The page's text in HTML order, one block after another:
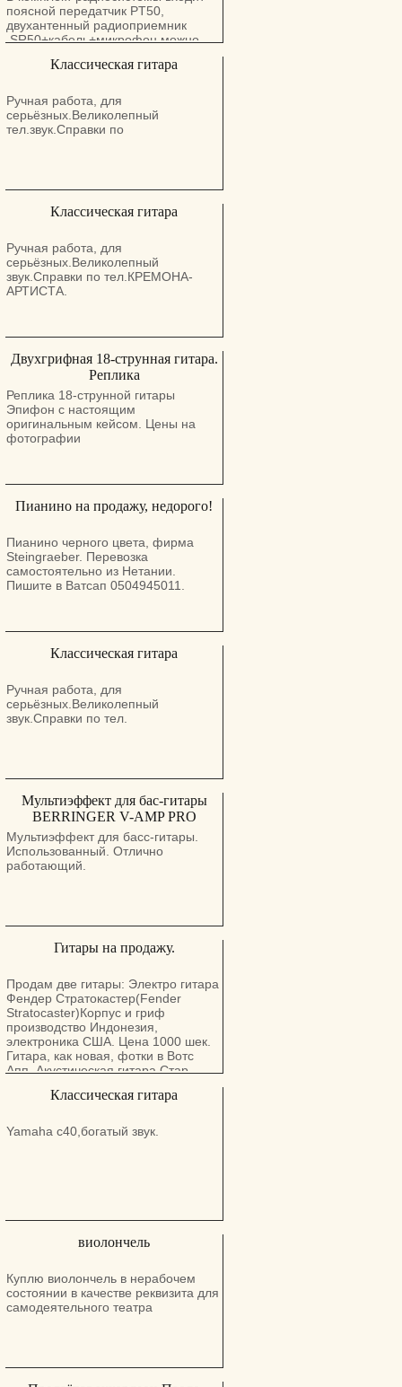
поясной передатчик PT50,
двухантенный радиоприемник
.SR50+кабель+микрофон можно
беспроводным цена гибкая
Классическая гитара
Ручная работа, для
серьёзных.Великолепный
тел.звук.Справки по
Классическая гитара
Ручная работа, для
серьёзных.Великолепный
звук.Справки по тел.КРЕМОНА-
АРТИСТА.
Двухгрифная 18-струнная гитара.
Реплика
Реплика 18-струнной гитары
Эпифон с настоящим
оригинальным кейсом. Цены на
фотографии
Пианино на продажу, недорого!
Пианино черного цвета, фирма
Steingraeber. Перевозка
самостоятельно из Нетании.
Пишите в Ватсап 0504945011.
Классическая гитара
Ручная работа, для
серьёзных.Великолепный
звук.Справки по тел.
Мультиэффект для бас-гитары
BERRINGER V-AMP PRO
Мультиэффект для басс-гитары.
Использованный. Отлично
работающий.
Гитары на продажу.
Продам две гитары: Электро гитара
Фендер Стратокастер(Fender
Stratocaster)Корпус и гриф
производство Индонезия,
электроника США. Цена 1000 шек.
Гитара, как новая, фотки в Вотс
Апп. Акустическая гитара Стар
предположительно производство
Цена 300 шек. Фотки в Вотс Апп.
Классическая гитара
Yamaha c40,богатый звук.
виолончель
Куплю виолончель в нерабочем
состоянии в качестве реквизита для
самодеятельного театра